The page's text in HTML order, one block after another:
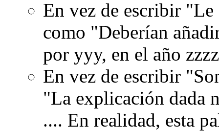
En vez de escribir
como "Deberían
por yyy, en el año
En vez de escribir
"La explicación dada
.... En realidad, esta